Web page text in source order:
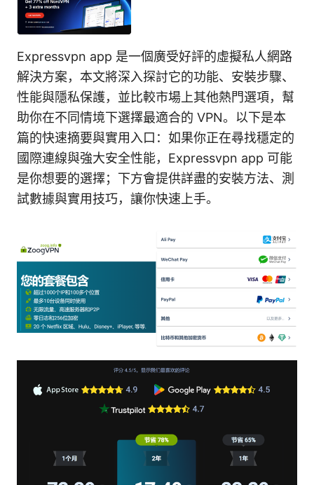
Expressvpn app 是一個廣受好評的虛擬私人網路
解決方案，本文將深入探討它的功能、安裝步驟、
性能與隱私保護，並比較市場上其他熱門選項，幫
助你在不同情境下選擇最適合的 VPN。以下是本
篇的快速摘要與實用入口：如果你正在尋找穩定的
國際連線與強大安全性能，Expressvpn app 可能
是你想要的選擇；下方會提供詳盡的安裝方法、測
試數據與實用技巧，讓你快速上手。